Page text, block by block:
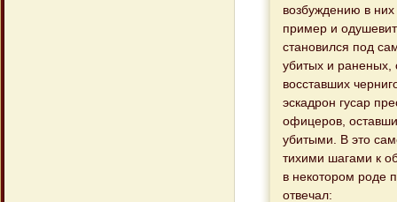
возбуждению в
пример и
становился под
убитых и раненых,
восставших
эскадрон гусар
офицеров,
убитыми. В это
тихими шагами к
в некотором роде
отвечал: